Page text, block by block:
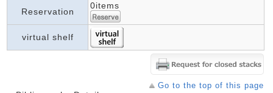
Reservation
0items
virtual shelf
Go to the top of this page